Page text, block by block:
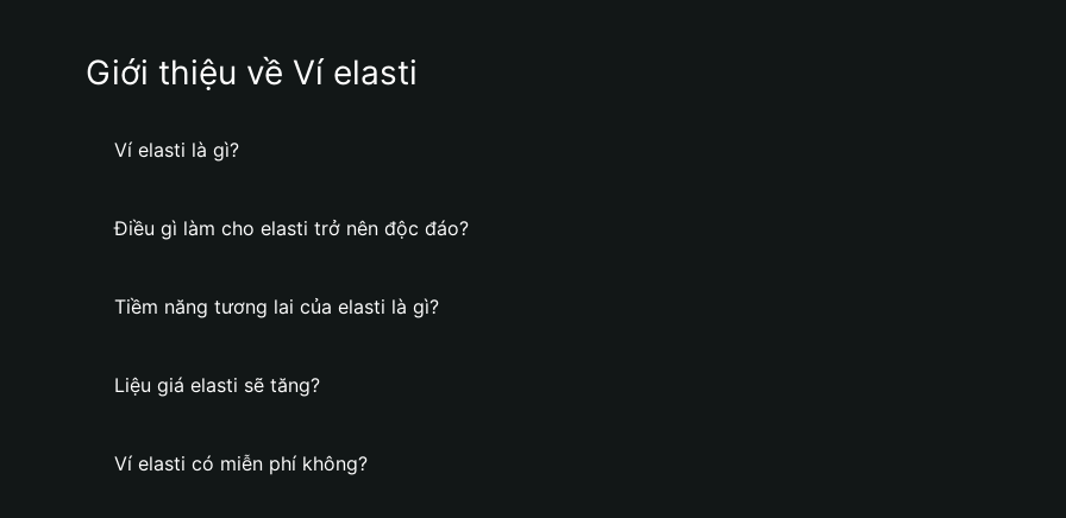
Giới thiệu về Ví elasti
Ví elasti là gì?
Điều gì làm cho elasti trở nên độc đáo?
Tiềm năng tương lai của elasti là gì?
Liệu giá elasti sẽ tăng?
Ví elasti có miễn phí không?